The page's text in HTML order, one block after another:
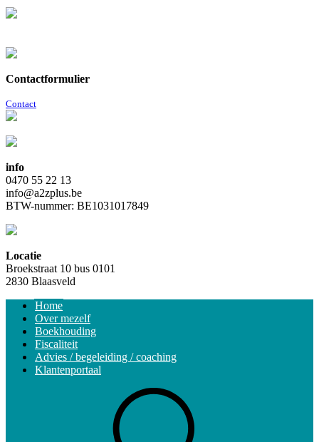
Contactformulier
Contact
info
0470 55 22 13
info@a2zplus.be
BTW-nummer: BE1031017849
Locatie
Broekstraat 10 bus 0101
2830 Blaasveld
Home
Over mezelf
Boekhouding
Fiscaliteit
Advies / begeleiding / coaching
Klantenportaal